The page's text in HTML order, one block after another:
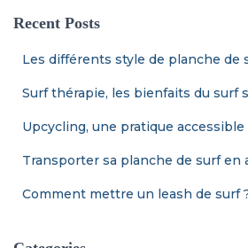
Recent Posts
Les différents style de planche de
Surf thérapie, les bienfaits du surf
Upcycling, une pratique accessible
Transporter sa planche de surf en
Comment mettre un leash de surf